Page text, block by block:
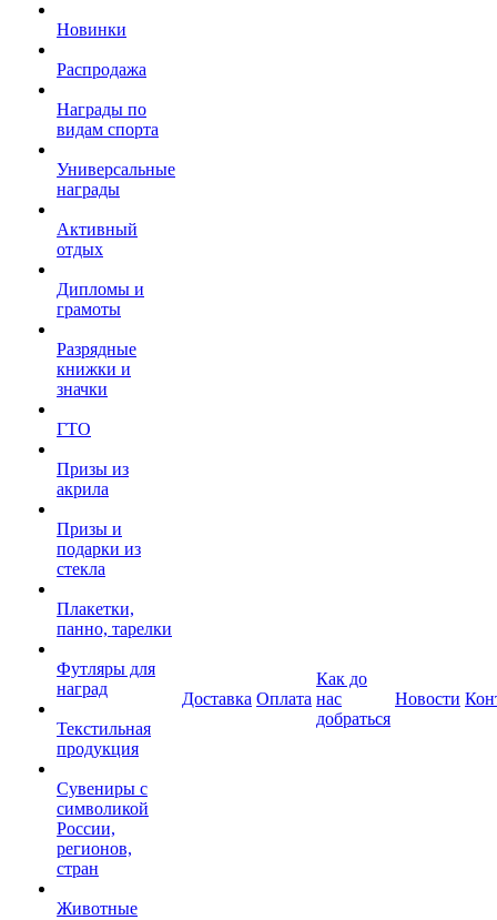
Новинки
Распродажа
Награды по
видам спорта
Универсальные
награды
Активный
отдых
Дипломы и
грамоты
Разрядные
книжки и
значки
ГТО
Призы из
акрила
Призы и
подарки из
стекла
Плакетки,
панно, тарелки
Футляры для
наград
Текстильная
продукция
Сувениры с
символикой
России,
регионов,
стран
Животные
Доставка Оплата
Как до
нас
добраться
Новости